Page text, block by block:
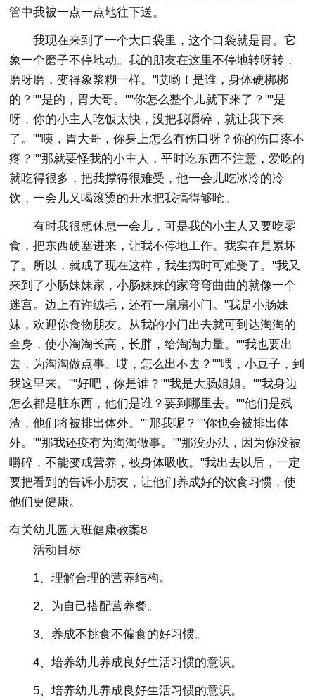
管中我被一点一点地往下送。
我现在来到了一个大口袋里，这个口袋就是胃。它
象一个磨子不停地动。我的朋友在这里不停地转呀转，
磨呀磨，变得象浆糊一样。"哎哟！是谁，身体硬梆梆
的？""是的，胃大哥。""你怎么整个儿就下来了？""是
呀，你的小主人吃饭太快，没把我嚼碎，就让我下来
了。""咦，胃大哥，你身上怎么有伤口呀？你的伤口疼不
疼？""那就要怪我的小主人，平时吃东西不注意，爱吃的
就吃得很多，把我撑得很难受，他一会儿吃冰冷的冷
饮，一会儿又喝滚烫的开水把我搞得够呛。
有时我很想休息一会儿，可是我的小主人又要吃零
食，把东西硬塞进来，让我不停地工作。我实在是累坏
了。所以，就成了现在这样，我生病时可难受了。"我又
来到了小肠妹妹家，小肠妹妹的家弯弯曲曲的就像一个
迷宫。边上有许绒毛，还有一扇扇小门。"我是小肠妹
妹，欢迎你食物朋友。从我的小门出去就可到达淘淘的
全身，使小淘淘长高，长胖，给淘淘力量。""我也要出
去，为淘淘做点事。哎，怎么出不去？""喂，小豆子，到
我这里来。""好吧，你是谁？""我是大肠姐姐。""我身边
怎么都是脏东西，他们是谁？要到哪里去。""他们是残
渣，他们将被排出体外。""那我呢？""你也会被排出体
外。""那我还疫有为淘淘做事。""那没办法，因为你没被
嚼碎，不能变成营养，被身体吸收。"我出去以后，一定
要把看到的告诉小朋友，让他们养成好的饮食习惯，使
他们更健康。
有关幼儿园大班健康教案8
活动目标
1、理解合理的营养结构。
2、为自己搭配营养餐。
3、养成不挑食不偏食的好习惯。
4、培养幼儿养成良好生活习惯的意识。
5、培养幼儿养成良好生活习惯的意识。